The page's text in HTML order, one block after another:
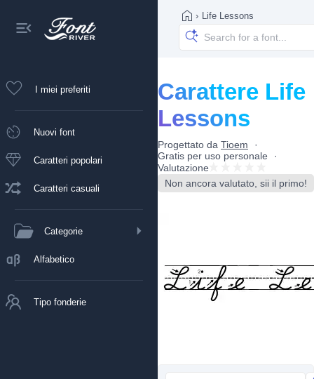
I miei preferiti
Nuovi font
Caratteri popolari
Caratteri casuali
Categorie
Alfabetico
Tipo fonderie
› Life Lessons
Carattere Life
Lessons
Progettato da Tioem
Gratis per uso personale
Valutazione
Non ancora valutato, sii il primo!